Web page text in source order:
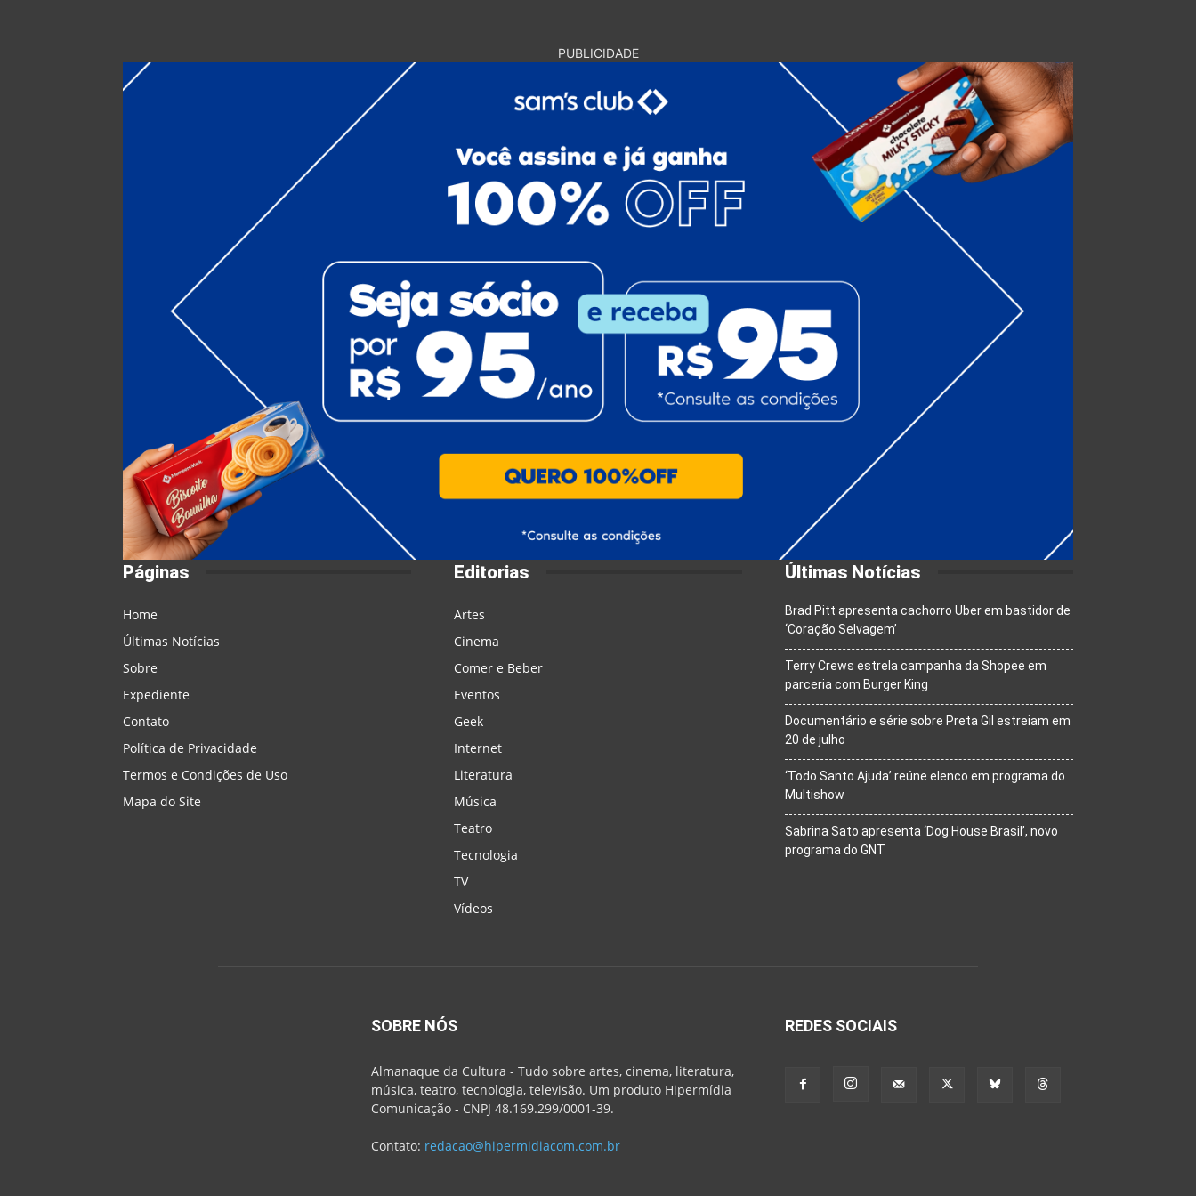
PUBLICIDADE
Páginas
Home
Últimas Notícias
Sobre
Expediente
Contato
Política de Privacidade
Termos e Condições de Uso
Mapa do Site
Editorias
Artes
Cinema
Comer e Beber
Eventos
Geek
Internet
Literatura
Música
Teatro
Tecnologia
TV
Vídeos
Últimas Notícias
Brad Pitt apresenta cachorro Uber em bastidor de
‘Coração Selvagem’
Terry Crews estrela campanha da Shopee em
parceria com Burger King
Documentário e série sobre Preta Gil estreiam em
20 de julho
‘Todo Santo Ajuda’ reúne elenco em programa do
Multishow
Sabrina Sato apresenta ‘Dog House Brasil’, novo
programa do GNT
SOBRE NÓS
Almanaque da Cultura - Tudo sobre artes, cinema, literatura,
música, teatro, tecnologia, televisão. Um produto Hipermídia
Comunicação - CNPJ 48.169.299/0001-39.
Contato: redacao@hipermidiacom.com.br
REDES SOCIAIS